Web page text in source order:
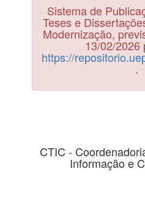
Sistema de
Teses e
Modernização,
13/02/2026
https://
.
CTIC -
Informação e